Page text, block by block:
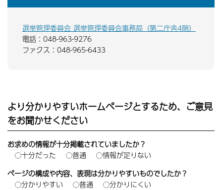
選挙管理委員会 選挙管理委員会事務局（第二庁舎4階）
電話：048-963-9276
ファクス：048-965-6433
より分かりやすいホームページとするため、ご意見
をお聞かせください
お求めの情報が十分掲載されていましたか？
十分だった
普通
情報が足りない
ページの構成や内容、表現は分かりやすいものでしたか？
分かりやすい
普通
分かりにくい